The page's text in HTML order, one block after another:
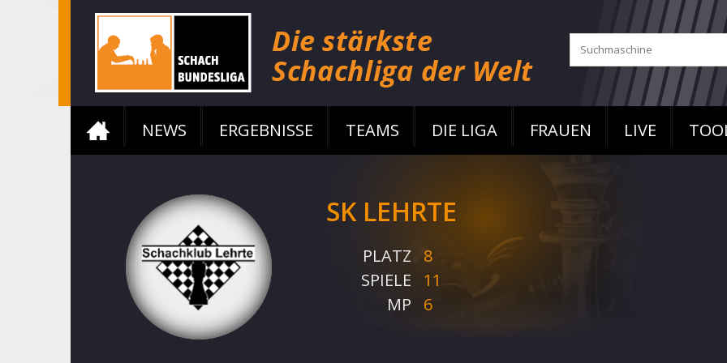
NEWS ERGEBNISSE TEAMS DIE LIGA FRAUEN LIVE
SK LEHRTE
PLATZ
8
SPIELE
11
MP
6